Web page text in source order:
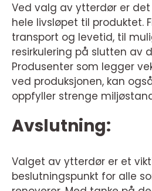
Ved valg av ytterdør er
hele livsløpet til produktet.
transport og levetid, til
resirkulering på slutten av
Produsenter som legger
ved produksjonen, kan
oppfyller strenge
Avslutning:
Valget av ytterdør er et
beslutningspunkt for alle